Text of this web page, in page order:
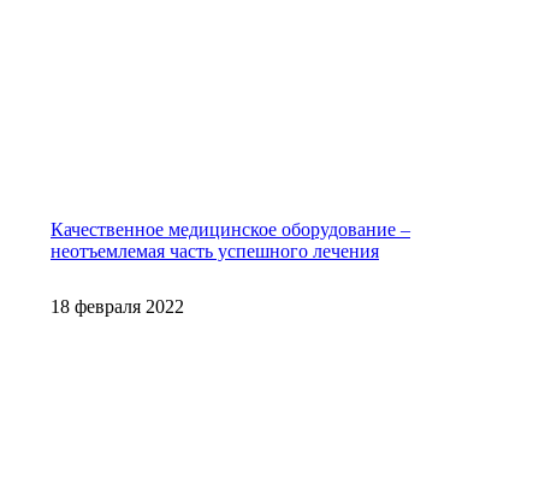
18 февраля 2022
Качественное медицинское оборудование –
неотъемлемая часть успешного лечения